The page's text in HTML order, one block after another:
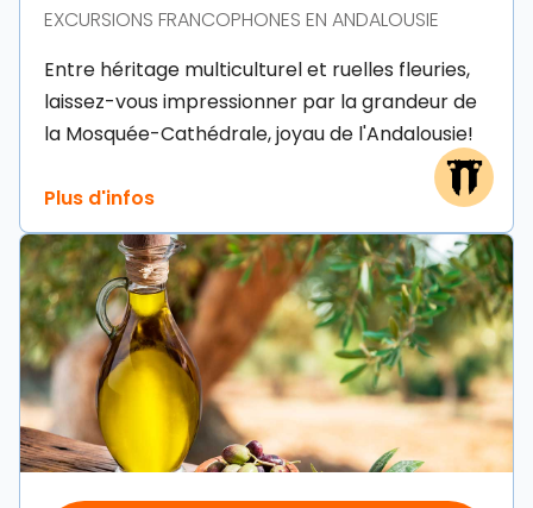
EXCURSIONS FRANCOPHONES EN ANDALOUSIE
Entre héritage multiculturel et ruelles fleuries,
laissez-vous impressionner par la grandeur de
la Mosquée-Cathédrale, joyau de l'Andalousie!